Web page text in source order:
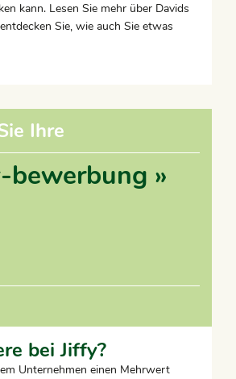
kann. Lesen Sie mehr über Davids
Sie, wie auch Sie etwas
Ihre
»
bei Jiffy?
Unternehmen einen Mehrwert